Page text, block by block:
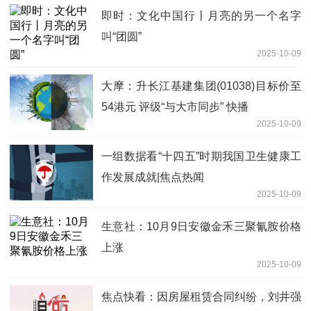
即时：文化中国行丨月亮的另一个名字
叫“团圆”
2025-10-09
大摩：升长江基建集团(01038)目标价至
54港元 评级“与大市同步” 快播
2025-10-09
一组数据看“十四五”时期我国卫生健康工
作发展成就|焦点热闻
2025-10-09
生意社：10月9日安徽金禾三聚氰胺价格
上涨
2025-10-09
焦点快看：因房屋租赁合同纠纷，刘井强